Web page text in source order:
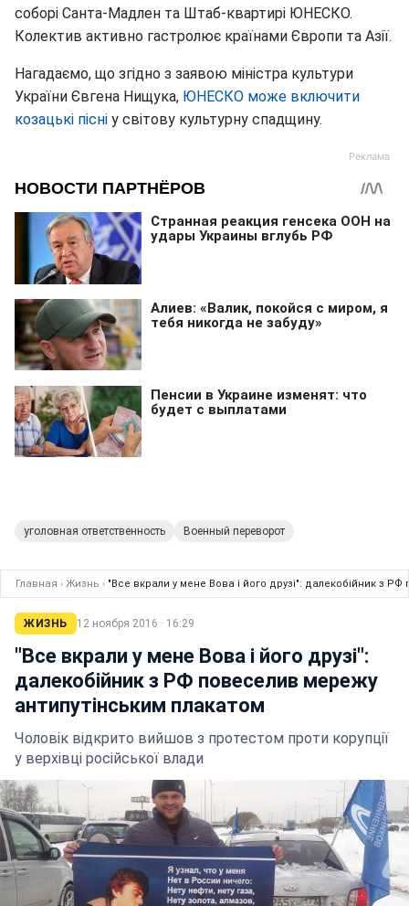
соборі Санта-Мадлен та Штаб-квартирі ЮНЕСКО.
Колектив активно гастролює країнами Європи та Азії.
Нагадаємо, що згідно з заявою міністра культури
України Євгена Нищука, ЮНЕСКО може включити
козацькі пісні у світову культурну спадщину.
уголовная ответственность Военный переворот
Главная › Жизнь › "Все вкрали у мене Вова і його друзі": далекобійник з
ЖИЗНЬ 12 ноября 2016 · 16:29
"Все вкрали у мене Вова і його друзі":
далекобійник з РФ повеселив мережу
антипутінським плакатом
Чоловік відкрито вийшов з протестом проти корупції
у верхівці російської влади